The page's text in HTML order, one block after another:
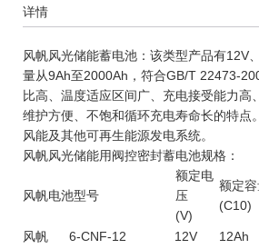
详情
风帆风光储能蓄电池：该类型产品有12V
量从9Ah至2000Ah，符合GB/T 22473-
比高、温度适应区间广、充电接受能力高
维护方便、不饱和循环充电寿命长的特点
风能及其他可再生能源发电系统。
风帆风光储能用阀控密封蓄电池规格：
风帆电池型号
额定电
压
(V)
额定
(C10)
风帆
6-CNF-12 12V 12Ah